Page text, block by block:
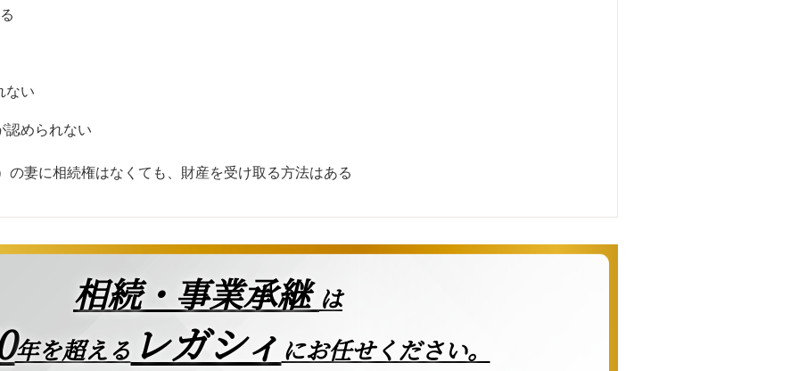
ない
認められない
の妻に相続権はなくても、財産を受け取る方法はある
相続・事業承継 は
年を超える レガシィ にお任せください。